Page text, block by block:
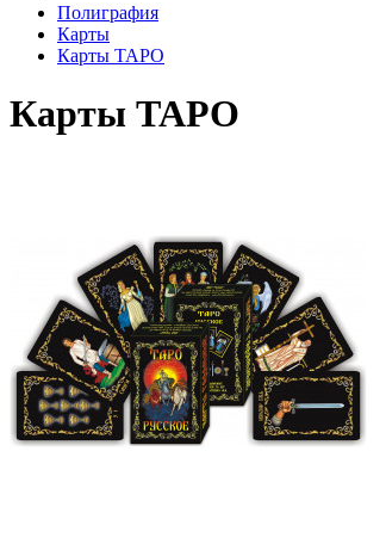
Полиграфия
Карты
Карты ТАРО
Карты ТАРО